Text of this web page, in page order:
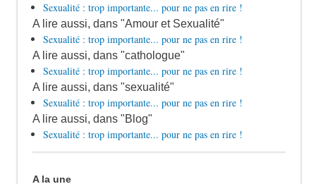
Sexualité : trop importante... pour ne pas en rire !
A lire aussi, dans "Amour et Sexualité"
Sexualité : trop importante... pour ne pas en rire !
A lire aussi, dans "cathologue"
Sexualité : trop importante... pour ne pas en rire !
A lire aussi, dans "sexualité"
Sexualité : trop importante... pour ne pas en rire !
A lire aussi, dans "Blog"
Sexualité : trop importante... pour ne pas en rire !
A la une